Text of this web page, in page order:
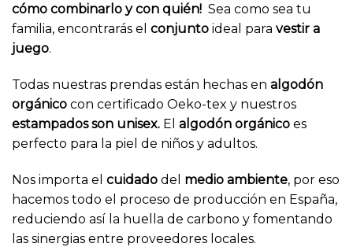
producto
producto
cómo combinarlo y con quién! Sea como sea tu
familia, encontrarás el conjunto ideal para vestir a
juego.
Todas nuestras prendas están hechas en algodón
orgánico con certificado Oeko-tex y nuestros
estampados son unisex. El algodón orgánico es
perfecto para la piel de niños y adultos.
Nos importa el cuidado del medio ambiente, por eso
hacemos todo el proceso de producción en España,
reduciendo así la huella de carbono y fomentando
las sinergias entre proveedores locales.